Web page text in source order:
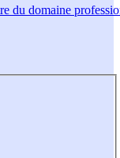
du domaine